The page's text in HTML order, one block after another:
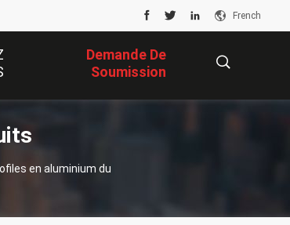
French
Demande De
Soumission
en aluminium du